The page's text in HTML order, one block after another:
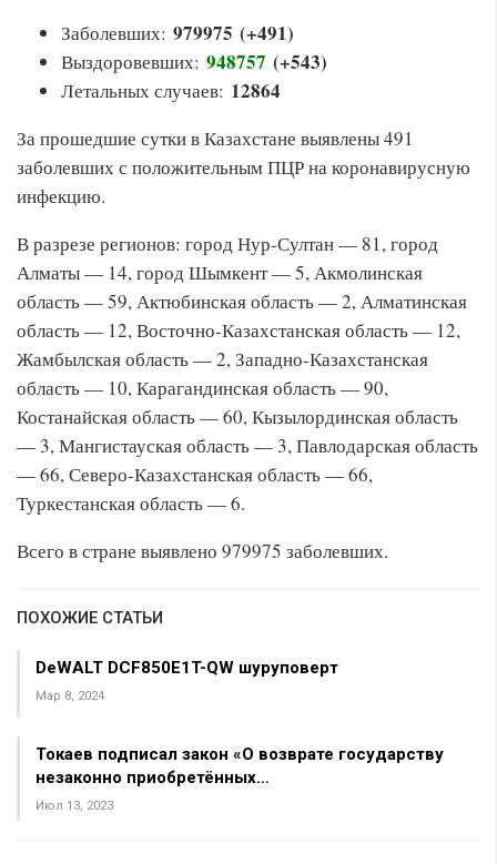
Заболевших: 979975 (+491)
Выздоровевших: 948757 (+543)
Летальных случаев: 12864
За прошедшие сутки в Казахстане выявлены 491
заболевших с положительным ПЦР на коронавирусную
инфекцию.
В разрезе регионов: город Нур-Султан — 81, город
Алматы — 14, город Шымкент — 5, Акмолинская
область — 59, Актюбинская область — 2, Алматинская
область — 12, Восточно-Казахстанская область — 12,
Жамбылская область — 2, Западно-Казахстанская
область — 10, Карагандинская область — 90,
Костанайская область — 60, Кызылординская область
— 3, Мангистауская область — 3, Павлодарская область
— 66, Северо-Казахстанская область — 66,
Туркестанская область — 6.
Всего в стране выявлено 979975 заболевших.
ПОХОЖИЕ СТАТЬИ
DeWALT DCF850E1T-QW шуруповерт
Мар 8, 2024
Токаев подписал закон «О возврате государству
незаконно приобретённых…
Июл 13, 2023